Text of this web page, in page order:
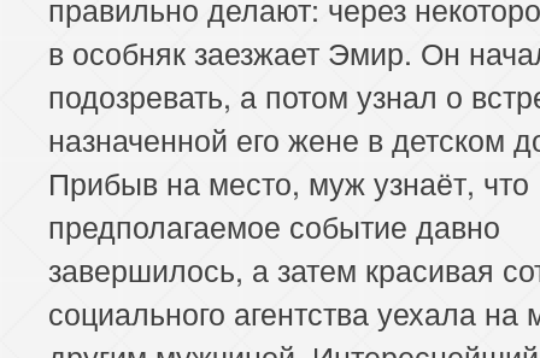
в особняк заезжает Эмир. Он
подозревать, а потом узнал о
назначенной его жене в детском
Прибыв на место, муж узнаёт, что
предполагаемое событие давно
завершилось, а затем красивая
социального агентства уехала